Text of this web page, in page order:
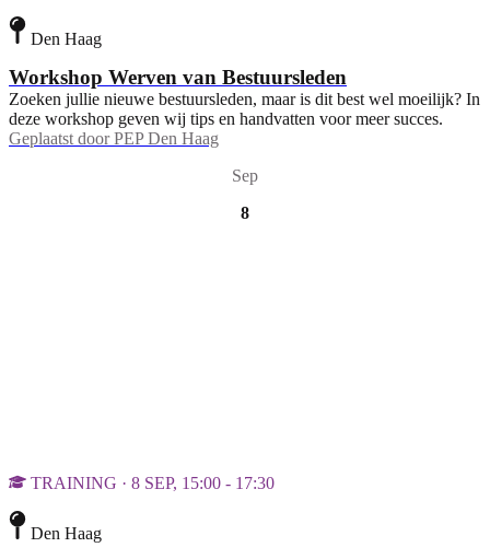
Den Haag
Workshop Werven van Bestuursleden
Zoeken jullie nieuwe bestuursleden, maar is dit best wel moeilijk? In
deze workshop geven wij tips en handvatten voor meer succes.
Geplaatst door PEP Den Haag
Sep
8
TRAINING · 8 SEP, 15:00 - 17:30
Den Haag